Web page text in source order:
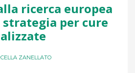
ricerca europea
strategia per cure
ZANELLATO